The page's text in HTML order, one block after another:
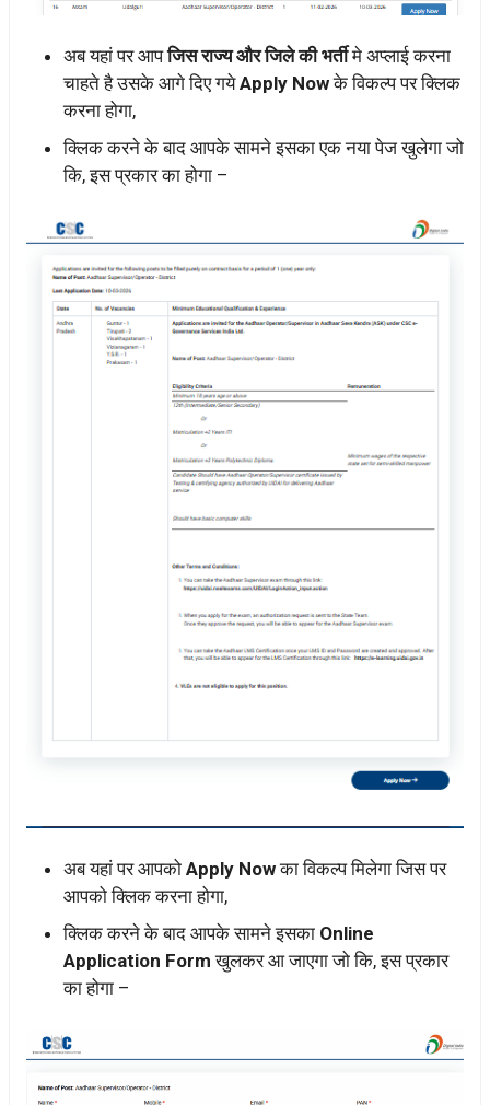
अब यहां पर आपजिस राज्य और जिले की भर्तीमे अप्लाई करना
चाहते है उसके आगे दिए गयेApply Nowके विकल्प पर क्लिक
करना होगा,
क्लिक करने के बाद आपके सामने इसका एक नया पेज खुलेगा जो
कि, इस प्रकार का होगा –
अब यहां पर आपको Apply Nowका विकल्प मिलेगा जिस पर
आपको क्लिक करना होगा,
क्लिक करने के बाद आपके सामने इसका Online
Application Form खुलकर आ जाएगा जो कि, इस प्रकार
का होगा –